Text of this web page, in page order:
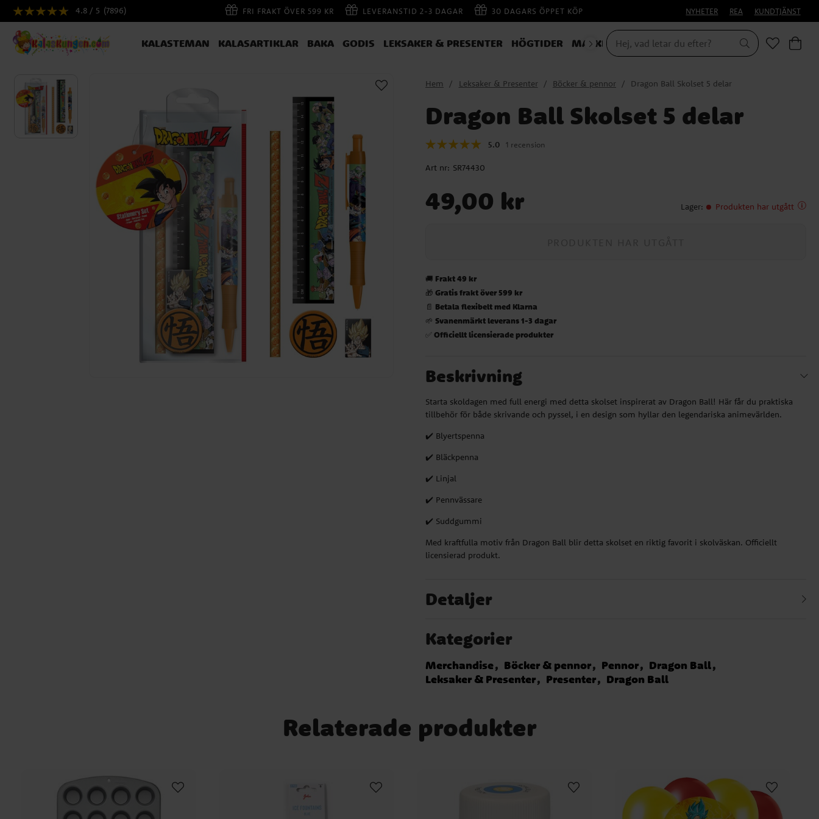
4.8 / 5 (7896) FRI FRAKT ÖVER 599 KR LEVERANSTID 2-3 DAGAR 30 DAGARS ÖPPET KÖP NYHETER REA KUNDTJÄNST
KALASTEMAN KALASARTIKLAR BAKA GODIS LEKSAKER & PRESENTER HÖGTIDER MASKERAD
Hem Leksaker & Presenter Böcker & pennor Dragon Ball Skolset 5 delar
Dragon Ball Skolset 5 delar
5.0 1 recension
Art nr: SR74430
49,00 kr Lager: Produkten har utgått
🚚 Frakt 49 kr
🎁Gratis frakt över 599 kr
📄 Betala flexibelt med Klarna
🌱Svanenmärkt leverans 1-3 dagar
✅Officiellt licensierade produkter
Beskrivning
Starta skoldagen med full energi med detta skolset inspirerat av Dragon Ball! Här får du praktiska
tillbehör för både skrivande och pyssel, i en design som hyllar den legendariska animevärlden.
✔️ Blyertspenna
✔️ Bläckpenna
✔️ Linjal
✔️ Pennvässare
✔️ Suddgummi
Med kraftfulla motiv från Dragon Ball blir detta skolset en riktig favorit i skolväskan. Officiellt
licensierad produkt.
Detaljer
Kategorier
Merchandise Böcker & pennor Pennor
Dragon Ball
Leksaker & Presenter
Presenter Dragon Ball
Relaterade produkter